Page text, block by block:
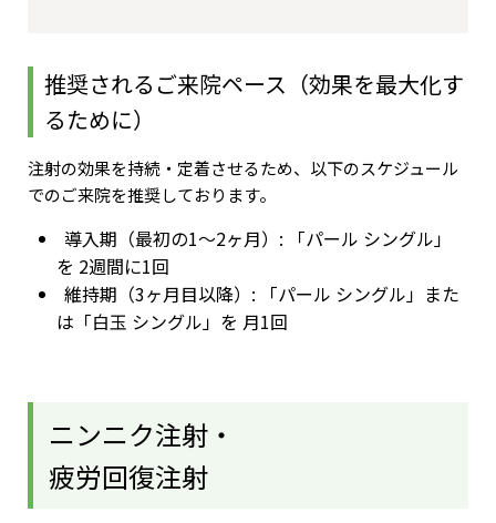
推奨されるご来院ペース（効果を最大化す
るために）
注射の効果を持続・定着させるため、以下のスケジュール
でのご来院を推奨しております。
導入期（最初の1～2ヶ月）: 「パール シングル」
を 2週間に1回
維持期（3ヶ月目以降）: 「パール シングル」また
は「白玉 シングル」を 月1回
ニンニク注射・
疲労回復注射